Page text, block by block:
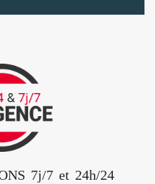
7j/7 et 24h/24